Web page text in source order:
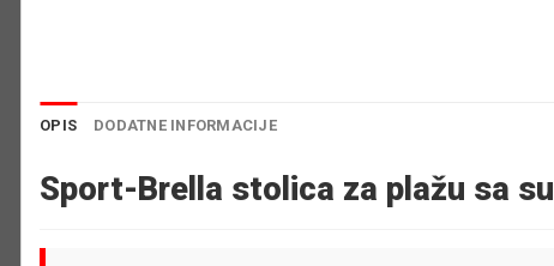
OPIS DODATNE INFORMACIJE
Sport-Brella stolica za plažu sa